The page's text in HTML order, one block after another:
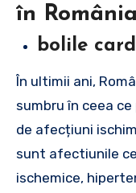
în România
bolile
În ultimii ani,
sumbru în ceea
de afecțiuni
sunt afectiunile
ischemice,